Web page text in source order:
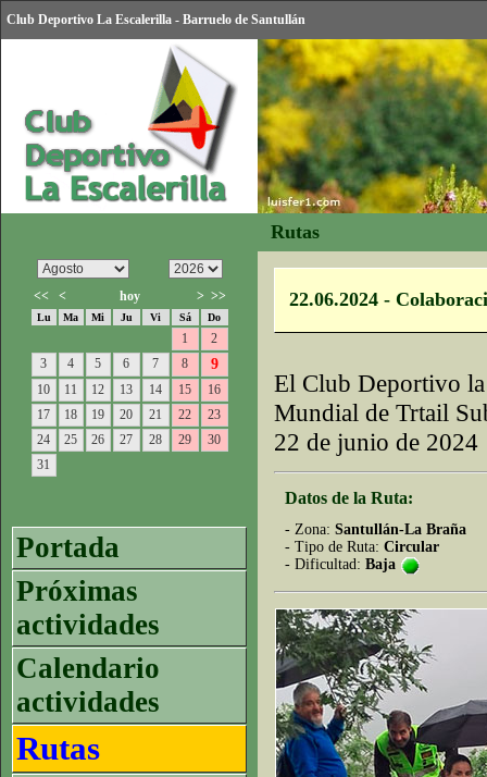
Club Deportivo La Escalerilla - Barruelo de Santullán
Rutas
<< < hoy > >>
Lu Ma Mi Ju Vi Sá Do
1
2
3
4 5 6 7 8 9
10 11 12 13 14 15
16
17
18 19 20 21 22
23
24
25 26 27 28 29
30
31
Portada
Próximas
actividades
Calendario
actividades
Rutas
22.06.2024 -
El Club Deportivo
Mundial de Trtail
22 de junio de 2024
Datos de la Ruta:
- Zona: Santullán-La Braña
- Tipo de Ruta: Circular
- Dificultad: Baja